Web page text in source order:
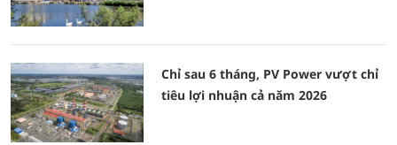
Chỉ sau 6 tháng, PV Power vượt chỉ
tiêu lợi nhuận cả năm 2026